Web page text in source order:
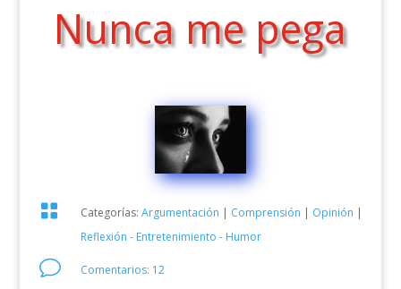
Nunca me pega
 Categorías: Argumentación | Comprensión | Opinión |
Reflexión - Entretenimiento - Humor
v Comentarios: 12